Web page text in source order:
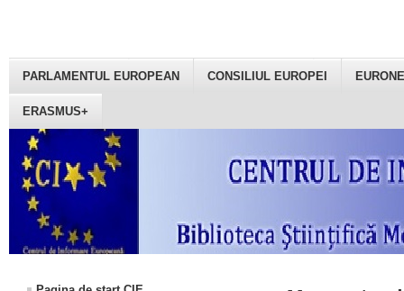
PARLAMENTUL EUROPEAN CONSILIUL EUROPEI
ERASMUS+